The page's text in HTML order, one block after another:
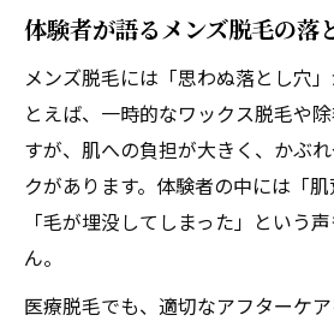
体験者が語るメンズ脱毛の落
メンズ脱毛には「思わぬ落とし穴
とえば、一時的なワックス脱毛や
すが、肌への負担が大きく、かぶ
クがあります。体験者の中には「肌
「毛が埋没してしまった」という
ん。
医療脱毛でも、適切なアフターケ